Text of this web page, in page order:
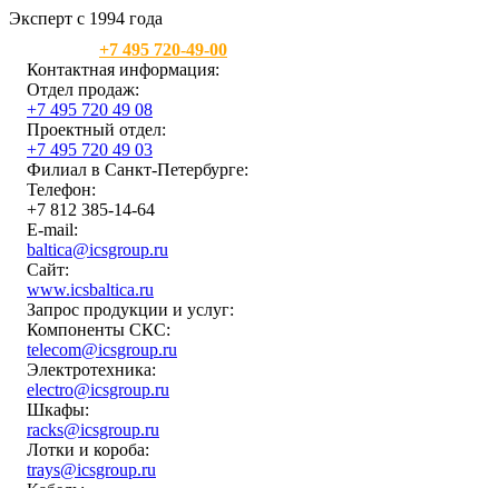
Эксперт с 1994 года
+7 495 720-49-00
Контактная информация:
Отдел продаж:
+7 495 720 49 08
Проектный отдел:
+7 495 720 49 03
Филиал в Санкт-Петербурге:
Телефон:
+7 812 385-14-64
E-mail:
baltica@icsgroup.ru
Сайт:
www.icsbaltica.ru
Запрос продукции и услуг:
Компоненты СКС:
telecom@icsgroup.ru
Электротехника:
electro@icsgroup.ru
Шкафы:
racks@icsgroup.ru
Лотки и короба:
trays@icsgroup.ru